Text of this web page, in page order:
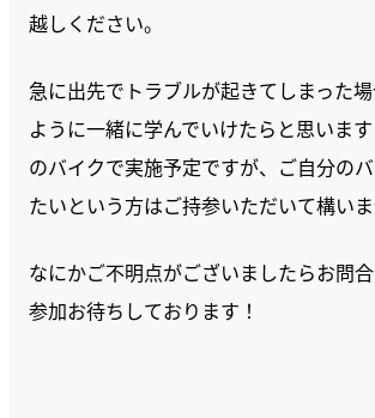
越しください。
急に出先でトラブルが起きてしまった
ように一緒に学んでいけたらと思いま
のバイクで実施予定ですが、ご自分の
たいという方はご持参いただいて構いま
なにかご不明点がございましたらお問
参加お待ちしております！